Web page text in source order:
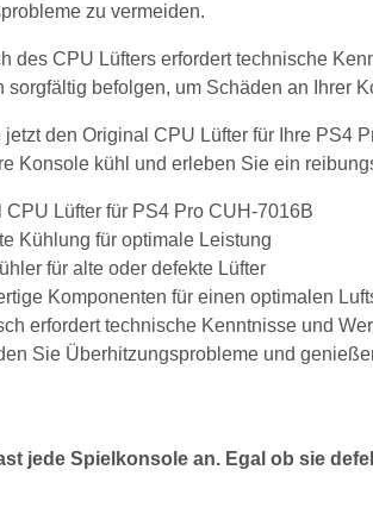
zu vermeiden.
des CPU Lüfters erfordert technische
sorgfältig befolgen, um Schäden an Ihrer
jetzt den Original CPU Lüfter für Ihre PS4
Konsole kühl und erleben Sie ein
CPU Lüfter für PS4 Pro CUH-7016B
Kühlung für optimale Leistung
für alte oder defekte Lüfter
Komponenten für einen optimalen
erfordert technische Kenntnisse und
Sie Überhitzungsprobleme und
jede Spielkonsole an. Egal ob sie